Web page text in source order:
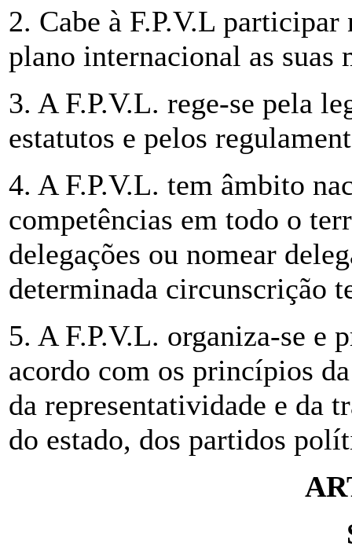
2. Cabe à F.P.V.L
plano internacional as suas
3. A F.P.V.L. rege-se pela
estatutos e pelos
4. A F.P.V.L. tem âmbito
competências em todo o
delegações ou nomear
determinada circunscrição
5. A F.P.V.L. organiza-se e
acordo com os princípios
da representatividade e da
do estado, dos partidos